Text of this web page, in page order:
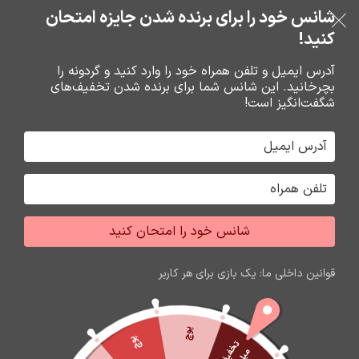
خرید قسطی با ترب‌پی
عبور به ناوبری
رفتن به محتوای اصلی
0 ریال
خانه باتري گوشي،سکه اي،ريموت و پاوربانک باتري
فروشگاه نوین تراشه گنجی
پوچ
پوچ
شانس خود را برای برنده شدن جایزه امتحان
کنید!
آدرس ایمیل و تلفن همراه خود را وارد کنید و گردونه را
بچرخانید. این شانس شما برای برنده شدن تخفیف‌های
شگفت‌انگیز است!
شانس خود را امتحان کنید
قوانین داخلی ما: یک بازی برای هر کاربر